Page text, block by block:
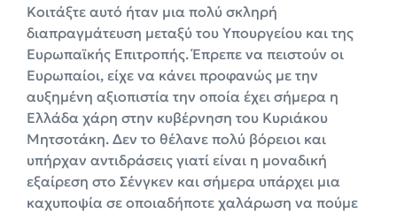
Κοιτάξτε αυτό ήταν μια πολύ σκληρή
διαπραγμάτευση μεταξύ του Υπουργείου και της
Ευρωπαϊκής Επιτροπής. Έπρεπε να πειστούν οι
Ευρωπαίοι, είχε να κάνει προφανώς με την
αυξημένη αξιοπιστία την οποία έχει σήμερα η
Ελλάδα χάρη στην κυβέρνηση του Κυριάκου
Μητσοτάκη. Δεν το θέλανε πολύ βόρειοι και
υπήρχαν αντιδράσεις γιατί είναι η μοναδική
εξαίρεση στο Σένγκεν και σήμερα υπάρχει μια
καχυποψία σε οποιαδήποτε χαλάρωση να πούμε